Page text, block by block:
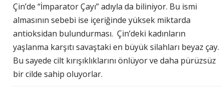
Çin’de “İmparator Çayı” adıyla da biliniyor. Bu ismi
almasının sebebi ise içeriğinde yüksek miktarda
antioksidan bulundurması. Çin’deki kadınların
yaşlanma karşıtı savaştaki en büyük silahları beyaz çay.
Bu sayede cilt kırışıklıklarını önlüyor ve daha pürüzsüz
bir cilde sahip oluyorlar.